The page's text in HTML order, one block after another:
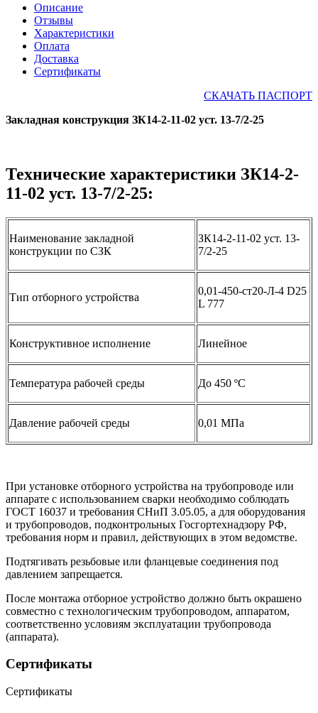
Описание
Отзывы
Характеристики
Оплата
Доставка
Сертификаты
СКАЧАТЬ ПАСПОРТ
Закладная конструкция ЗК14-2-11-02 уст. 13-7/2-25
Технические характеристики ЗК14-2-
11-02 уст. 13-7/2-25:
Наименование закладной
конструкции по СЗК
ЗК14-2-11-02 уст. 13-
7/2-25
Тип отборного устройства
0,01-450-ст20-Л-4 D25
L 777
Конструктивное исполнение Линейное
Температура рабочей среды До 450 ºС
Давление рабочей среды 0,01 МПа
При установке отборного устройства на трубопроводе или
аппарате с использованием сварки необходимо соблюдать
ГОСТ 16037 и требования СНиП 3.05.05, а для оборудования
и трубопроводов, подконтрольных Госгортехнадзору РФ,
требования норм и правил, действующих в этом ведомстве.
Подтягивать резьбовые или фланцевые соединения под
давлением запрещается.
После монтажа отборное устройство должно быть окрашено
совместно с технологическим трубопроводом, аппаратом,
соответственно условиям эксплуатации трубопровода
(аппарата).
Сертификаты
Сертификаты